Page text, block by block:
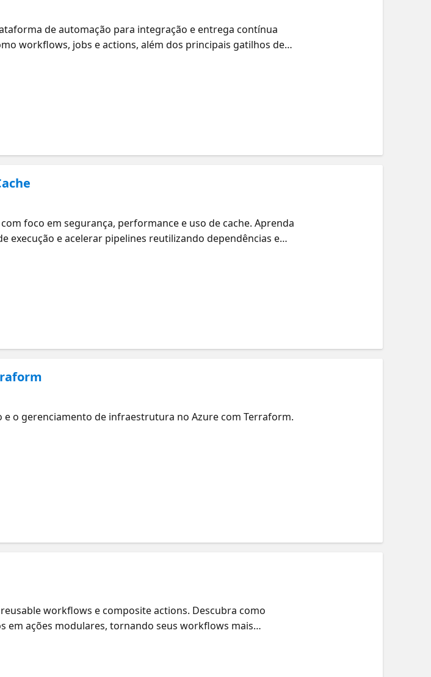
de automação para integração e entrega contínua
workflows, jobs e actions, além dos principais gatilhos de
que são GitHub Actions para Azure
foco em segurança, performance e uso de cache. Aprenda
e acelerar pipelines reutilizando dependências e
o gerenciamento de infraestrutura no Azure com Terraform.
workflows e composite actions. Descubra como
em ações modulares, tornando seus workflows mais
Azure